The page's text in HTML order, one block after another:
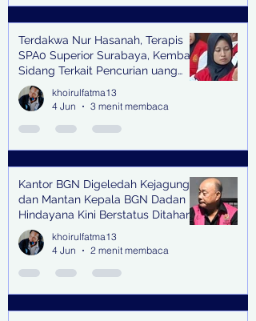
Terdakwa Nur Hasanah, Terapis
SPA0 Superior Surabaya, Kembali
Sidang Terkait Pencurian uang
senilai Rp1,285 M di PN Surabaya
khoirulfatma13
4 Jun
3 menit membaca
Kantor BGN Digeledah Kejagung
dan Mantan Kepala BGN Dadan
Hindayana Kini Berstatus Ditahan
khoirulfatma13
4 Jun
2 menit membaca